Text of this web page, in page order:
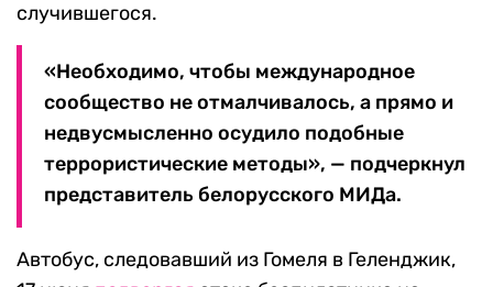
случившегося.
«Необходимо, чтобы международное
сообщество не отмалчивалось, а прямо и
недвусмысленно осудило подобные
террористические методы», — подчеркнул
представитель белорусского МИДа.
Автобус, следовавший из Гомеля в Геленджик,